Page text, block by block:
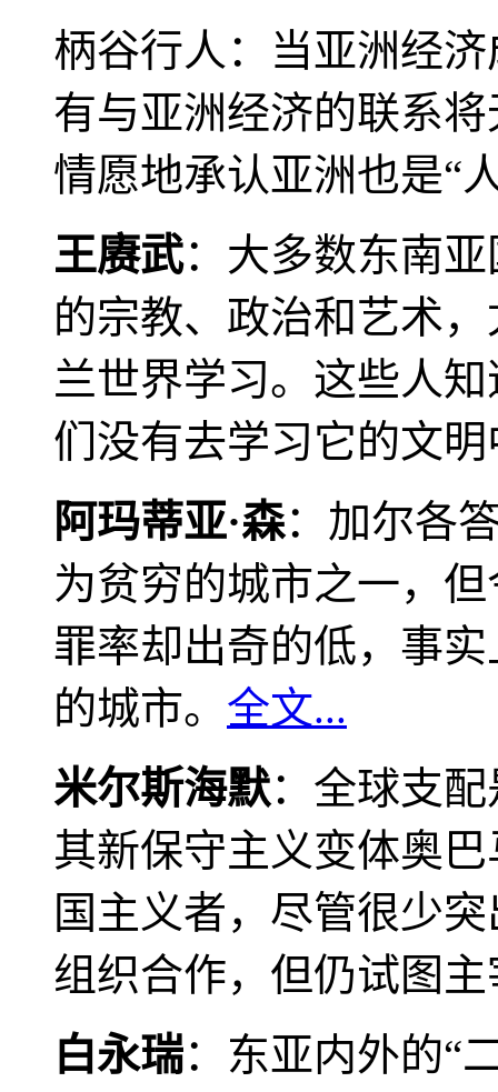
柄谷行人：当亚洲经
有与亚洲经济的联系
情愿地承认亚洲也是“
王赓武：大多数东南
的宗教、政治和艺术
兰世界学习。这些人
们没有去学习它的文
阿玛蒂亚·森：加尔各
为贫穷的城市之一，
罪率却出奇的低，事
的城市。 全文...
米尔斯海默：全球支
其新保守主义变体奥
国主义者，尽管很少
组织合作，但仍试图
白永瑞：东亚内外的“